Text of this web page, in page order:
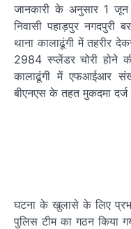
जानकारी के अनुसार 1
निवासी पहाड़पुर
थाना कालाढूंगी में तहरीर
2984 स्प्लेंडर चोरी होने
कालाढूंगी में एफआईआर
बीएनएस के तहत मुकदमा
घटना के खुलासे के लिए
पुलिस टीम का गठन किया